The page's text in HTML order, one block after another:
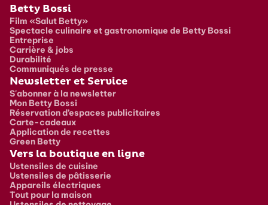
Pied de page
Betty Bossi
Film «Salut Betty»
Spectacle culinaire et gastronomique de Betty Bossi
Entreprise
Carrière & jobs
Durabilité
Communiqués de presse
Newsletter et Service
S'abonner à la newsletter
Mon Betty Bossi
Réservation d’espaces publicitaires
Carte-cadeaux
Application de recettes
Green Betty
Vers la boutique en ligne
Ustensiles de cuisine
Ustensiles de pâtisserie
Appareils électriques
Tout pour la maison